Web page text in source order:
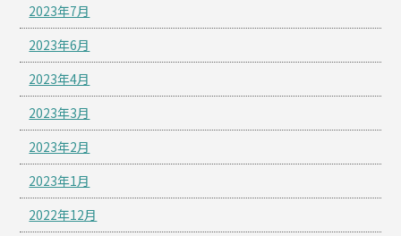
2023年7月
2023年6月
2023年4月
2023年3月
2023年2月
2023年1月
2022年12月